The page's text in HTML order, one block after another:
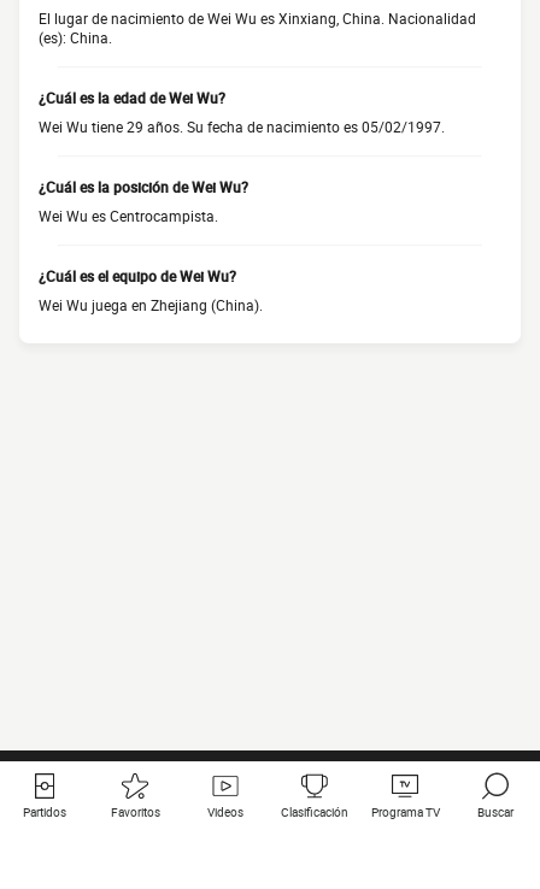
El lugar de nacimiento de Wei Wu es Xinxiang, China. Nacionalidad
(es): China.
¿Cuál es la edad de Wei Wu?
Wei Wu tiene 29 años. Su fecha de nacimiento es 05/02/1997.
¿Cuál es la posición de Wei Wu?
Wei Wu es Centrocampista.
¿Cuál es el equipo de Wei Wu?
Wei Wu juega en Zhejiang (China).
Partidos Favoritos Videos Clasificación Programa TV Buscar